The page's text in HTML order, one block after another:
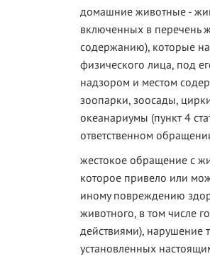
домашние животные -
включенных в перечень
содержанию), которые
физического лица, под
надзором и местом
зоопарки, зоосады,
океанариумы (пункт 4
ответственном
жестокое обращение с
которое привело или
иному повреждению
животного, в том числе
действиями),
установленных